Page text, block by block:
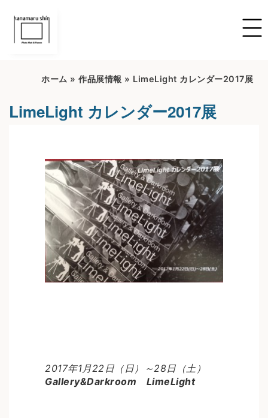
ホーム » 作品展情報 » LimeLight カレンダー2017展
LimeLight カレンダー2017展
2017年1月22日（日）～28日（土）
Gallery&Darkroom LimeLight